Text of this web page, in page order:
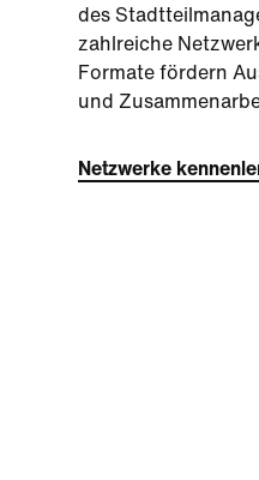
des
zahlreiche
Formate fördern
und
Netzwerke